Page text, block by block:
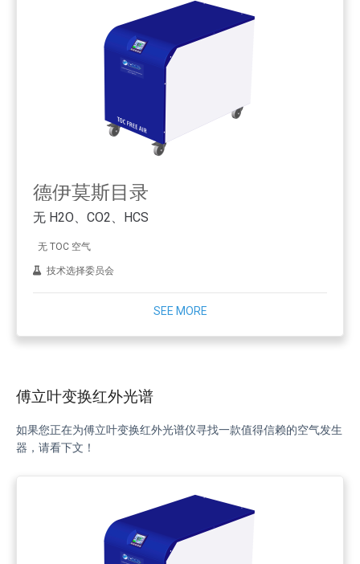
德伊莫斯目录
无 H2O、CO2、HCS
无 TOC 空气
技术选择委员会
SEE MORE
傅立叶变换红外光谱
如果您正在为傅立叶变换红外光谱仪寻找一款值得信赖的空气发生
器，请看下文！